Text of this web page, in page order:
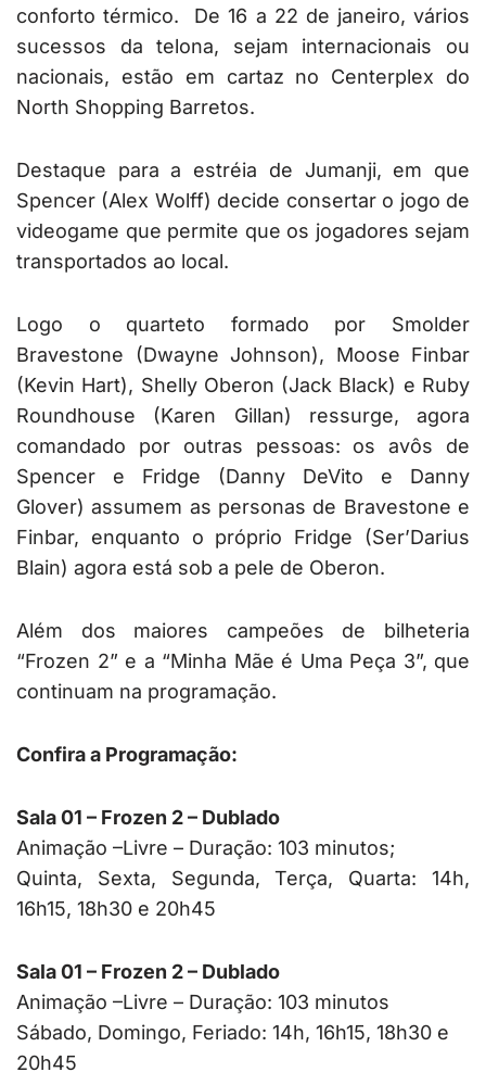
conforto térmico. De 16 a 22 de janeiro, vários
sucessos da telona, sejam internacionais ou
nacionais, estão em cartaz no Centerplex do
North Shopping Barretos.
Destaque para a estréia de Jumanji, em que
Spencer (Alex Wolff) decide consertar o jogo de
videogame que permite que os jogadores sejam
transportados ao local.
Logo o quarteto formado por Smolder
Bravestone (Dwayne Johnson), Moose Finbar
(Kevin Hart), Shelly Oberon (Jack Black) e Ruby
Roundhouse (Karen Gillan) ressurge, agora
comandado por outras pessoas: os avôs de
Spencer e Fridge (Danny DeVito e Danny
Glover) assumem as personas de Bravestone e
Finbar, enquanto o próprio Fridge (Ser’Darius
Blain) agora está sob a pele de Oberon.
Além dos maiores campeões de bilheteria
“Frozen 2” e a “Minha Mãe é Uma Peça 3”, que
continuam na programação.
Confira a Programação:
Sala 01 – Frozen 2 – Dublado
Animação –Livre – Duração: 103 minutos;
Quinta, Sexta, Segunda, Terça, Quarta: 14h,
16h15, 18h30 e 20h45
Sala 01 – Frozen 2 – Dublado
Animação –Livre – Duração: 103 minutos
Sábado, Domingo, Feriado: 14h, 16h15, 18h30 e
20h45